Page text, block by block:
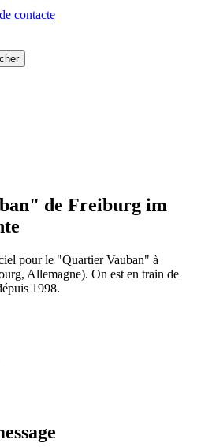
contacte
de Freiburg im
pour le "Quartier Vauban" à
Allemagne). On est en train de
1998.